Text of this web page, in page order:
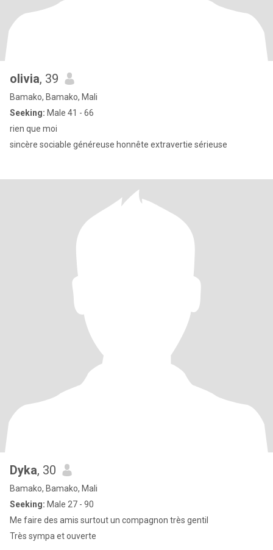
olivia, 39
Bamako, Bamako, Mali
Seeking: Male 41 - 66
rien que moi
sincère sociable généreuse honnête extravertie sérieuse
Dyka, 30
Bamako, Bamako, Mali
Seeking: Male 27 - 90
Me faire des amis surtout un compagnon très gentil
Très sympa et ouverte